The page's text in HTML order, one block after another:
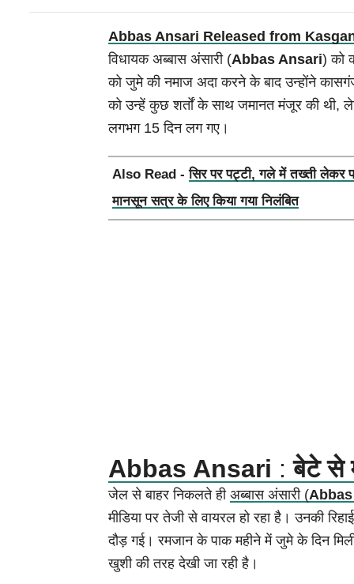
Abbas Ansari Released from
विधायक अब्बास अंसारी (Abbas Ansari) को
को जुमे की नमाज अदा करने के बाद उन्होंने
को उन्हें कुछ शर्तों के साथ जमानत मंजूर की
लगभग 15 दिन लग गए।
Also Read -सिर पर पट्टी, गले में तख्ती लेकर
मानसून सत्र के लिए किया गया निलंबित
Abbas Ansari :बेटे से
जेल से बाहर निकलते ही अब्बास अंसारी (
मीडिया पर तेजी से वायरल हो रहा है। उनकी
दौड़ गई। रमजान के पाक महीने में जुमे के दिन
खुशी की तरह देखी जा रही है।